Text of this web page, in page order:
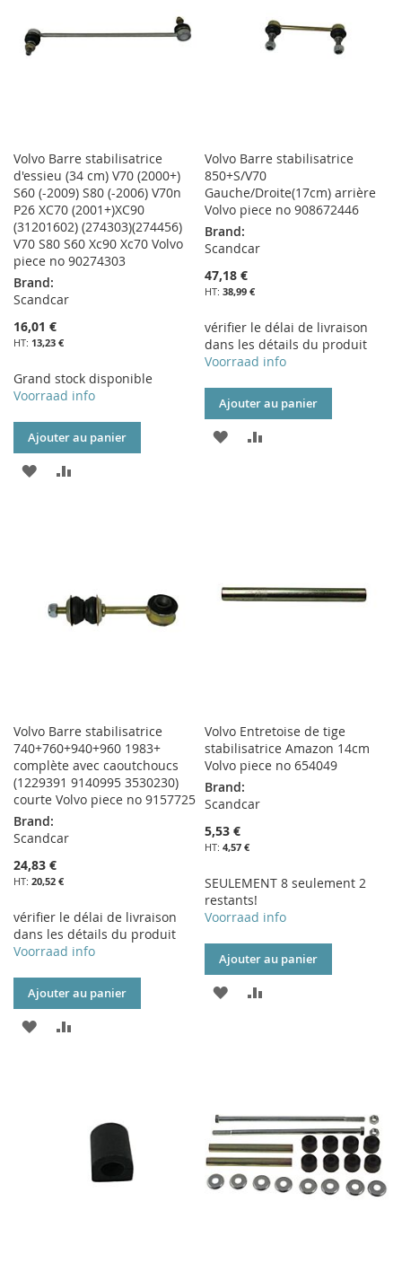
D’ENVIE
Volvo Barre stabilisatrice
d'essieu (34 cm) V70 (2000+)
S60 (-2009) S80 (-2006) V70n
P26 XC70 (2001+)XC90
(31201602) (274303)(274456)
V70 S80 S60 Xc90 Xc70 Volvo
piece no 90274303
Brand:
Scandcar
16,01 €
13,23 €
Grand stock disponible
Voorraad info
Ajouter au panier
AJOUTER
D’ENVIE
Volvo Barre stabilisatrice
850+S/V70
Gauche/Droite(17cm) arrière
Volvo piece no 908672446
Brand:
Scandcar
47,18 €
38,99 €
vérifier le délai de livraison
dans les détails du produit
Voorraad info
Ajouter au panier
AJOUTER
Volvo Barre stabilisatrice
740+760+940+960 1983+
complète avec caoutchoucs
(1229391 9140995 3530230)
courte Volvo piece no 9157725
Brand:
Scandcar
24,83 €
20,52 €
vérifier le délai de livraison
dans les détails du produit
Voorraad info
Ajouter au panier
AJOUTER
Volvo Entretoise de tige
stabilisatrice Amazon 14cm
Volvo piece no 654049
Brand:
Scandcar
5,53 €
4,57 €
SEULEMENT 8 seulement 2
restants!
Voorraad info
Ajouter au panier
AJOUTER
D’ENVIE